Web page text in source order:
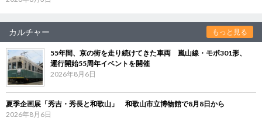
カルチャー もっと見る
55年間、京の街を走り続けてきた車両 嵐山線・モボ301形、
運行開始55周年イベントを開催
2026年8月6日
夏季企画展「秀吉・秀長と和歌山」 和歌山市立博物館で8月8日から
2026年8月6日